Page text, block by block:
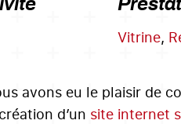
Vitrine,
avons eu le plaisir de
d’un site internet